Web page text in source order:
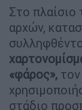
Στο
αρχών,
«φάρος»,
στάδιο